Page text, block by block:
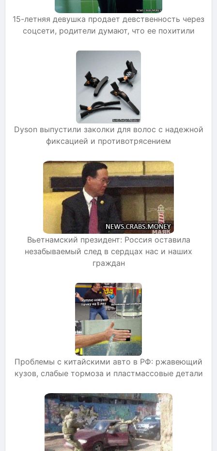
15-летняя девушка продает девственность через
соцсети, родители думают, что ее похитили
Dyson выпустили заколки для волос с надежной
фиксацией и противотрясением
Вьетнамский президент: Россия оставила
незабываемый след в сердцах нас и наших
граждан
Проблемы с китайскими авто в РФ: ржавеющий
кузов, слабые тормоза и пластмассовые детали